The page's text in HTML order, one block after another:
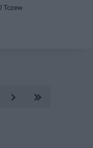
Tczew